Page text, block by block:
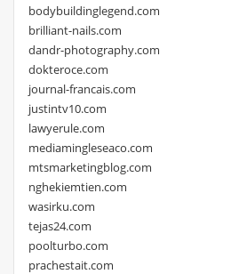
bodybuildinglegend.com
brilliant-nails.com
dandr-photography.com
dokteroce.com
journal-francais.com
justintv10.com
lawyerule.com
mediamingleseaco.com
mtsmarketingblog.com
nghekiemtien.com
wasirku.com
tejas24.com
poolturbo.com
prachestait.com